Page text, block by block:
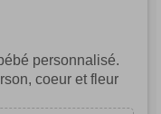
personnalisé.
coeur et fleur